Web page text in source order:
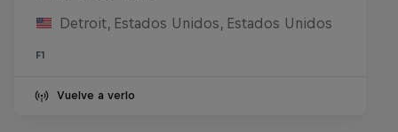
Detroit, Estados Unidos, Estados Unidos
F1
Vuelve a verlo